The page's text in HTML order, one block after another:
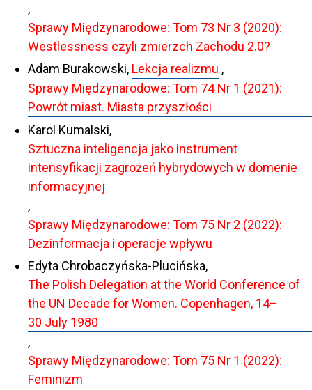
,
Sprawy Międzynarodowe: Tom 73 Nr 3 (2020):
Westlessness czyli zmierzch Zachodu 2.0?
Adam Burakowski, Lekcja realizmu ,
Sprawy Międzynarodowe: Tom 74 Nr 1 (2021):
Powrót miast. Miasta przyszłości
Karol Kumalski,
Sztuczna inteligencja jako instrument
intensyfikacji zagrożeń hybrydowych w domenie
informacyjnej
,
Sprawy Międzynarodowe: Tom 75 Nr 2 (2022):
Dezinformacja i operacje wpływu
Edyta Chrobaczyńska-Plucińska,
The Polish Delegation at the World Conference of
the UN Decade for Women. Copenhagen, 14–
30 July 1980
,
Sprawy Międzynarodowe: Tom 75 Nr 1 (2022):
Feminizm